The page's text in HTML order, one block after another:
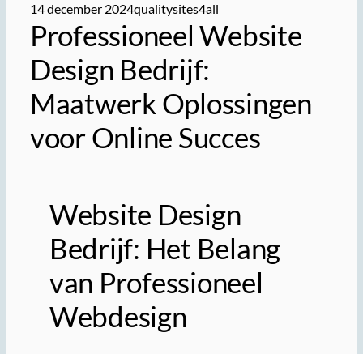
14 december 2024qualitysites4all
Professioneel Website
Design Bedrijf:
Maatwerk Oplossingen
voor Online Succes
Website Design
Bedrijf: Het Belang
van Professioneel
Webdesign